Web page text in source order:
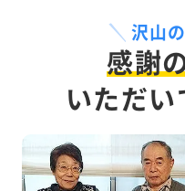
沢山
感謝
いただい